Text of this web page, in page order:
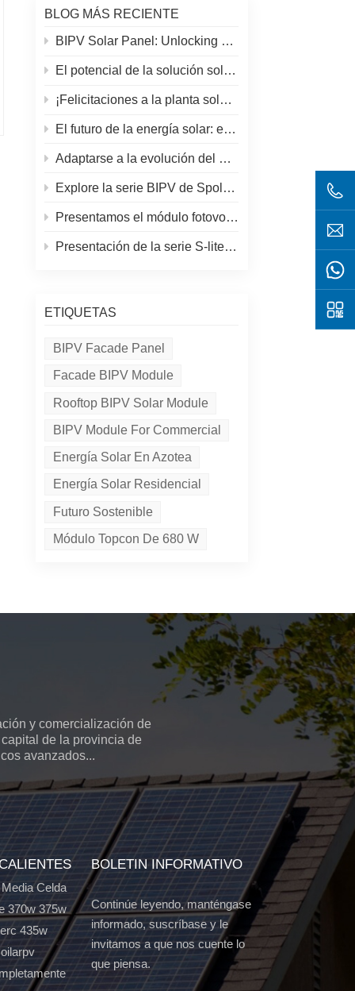
BLOG MÁS RECIENTE
BIPV Solar Panel: Unlocking New Solar Opportunities Beyond Traditional Roofs
El potencial de la solución solar y espolar en azoteas
¡Felicitaciones a la planta solar más alta del mundo en el Tíbet!
El futuro de la energía solar: el panel solar S-Elite Plus de 680 W de SpolarPV
Adaptarse a la evolución del mercado solar: la estrategia de SpolarPV para 2024
Explore la serie BIPV de SpolarPV: soluciones solares innovadoras para la arquitectura moderna
Presentamos el módulo fotovoltaico S-elite Plus de SpolarPV: generación de energía de doble cara con tecnología Topcon
Presentación de la serie S-lite de SpolarPV: paneles solares de vanguardia para máxima eficiencia
ETIQUETAS
BIPV Facade Panel
Facade BIPV Module
Rooftop BIPV Solar Module
BIPV Module For Commercial
Energía Solar En Azotea
Energía Solar Residencial
Futuro Sostenible
Módulo Topcon De 680 W
y comercialización de
de la provincia de
avanzados...
Celda
370w 375w
435w
BOLETIN INFORMATIVO
Continúe leyendo, manténgase
informado, suscríbase y le
invitamos a que nos cuente lo
que piensa.